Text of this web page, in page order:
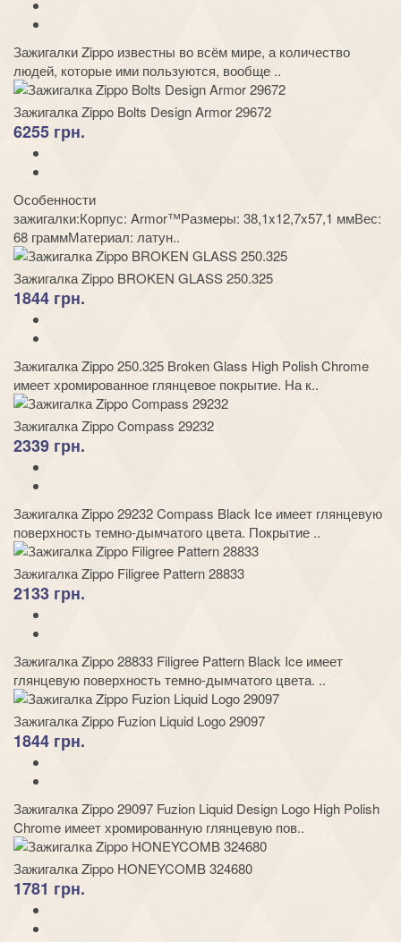
Зажигалки Zippo известны во всём мире, а количество
людей, которые ими пользуются, вообще ..
Зажигалка Zippo Bolts Design Armor 29672
6255 грн.
Особенности
зажигалки:Корпус: Armor™Размеры: 38,1x12,7x57,1 ммВес:
68 граммМатериал: латун..
Зажигалка Zippo BROKEN GLASS 250.325
1844 грн.
Зажигалка Zippo 250.325 Broken Glass High Polish Chrome
имеет хромированное глянцевое покрытие. На к..
Зажигалка Zippo Compass 29232
2339 грн.
Зажигалка Zippo 29232 Compass Black Ice имеет глянцевую
поверхность темно-дымчатого цвета. Покрытие ..
Зажигалка Zippo Filigree Pattern 28833
2133 грн.
Зажигалка Zippo 28833 Filigree Pattern Black Ice имеет
глянцевую поверхность темно-дымчатого цвета. ..
Зажигалка Zippo Fuzion Liquid Logo 29097
1844 грн.
Зажигалка Zippo 29097 Fuzion Liquid Design Logo High Polish
Chrome имеет хромированную глянцевую пов..
Зажигалка Zippo HONEYCOMB 324680
1781 грн.